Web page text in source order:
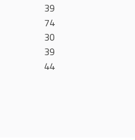
39
74
30
39
44